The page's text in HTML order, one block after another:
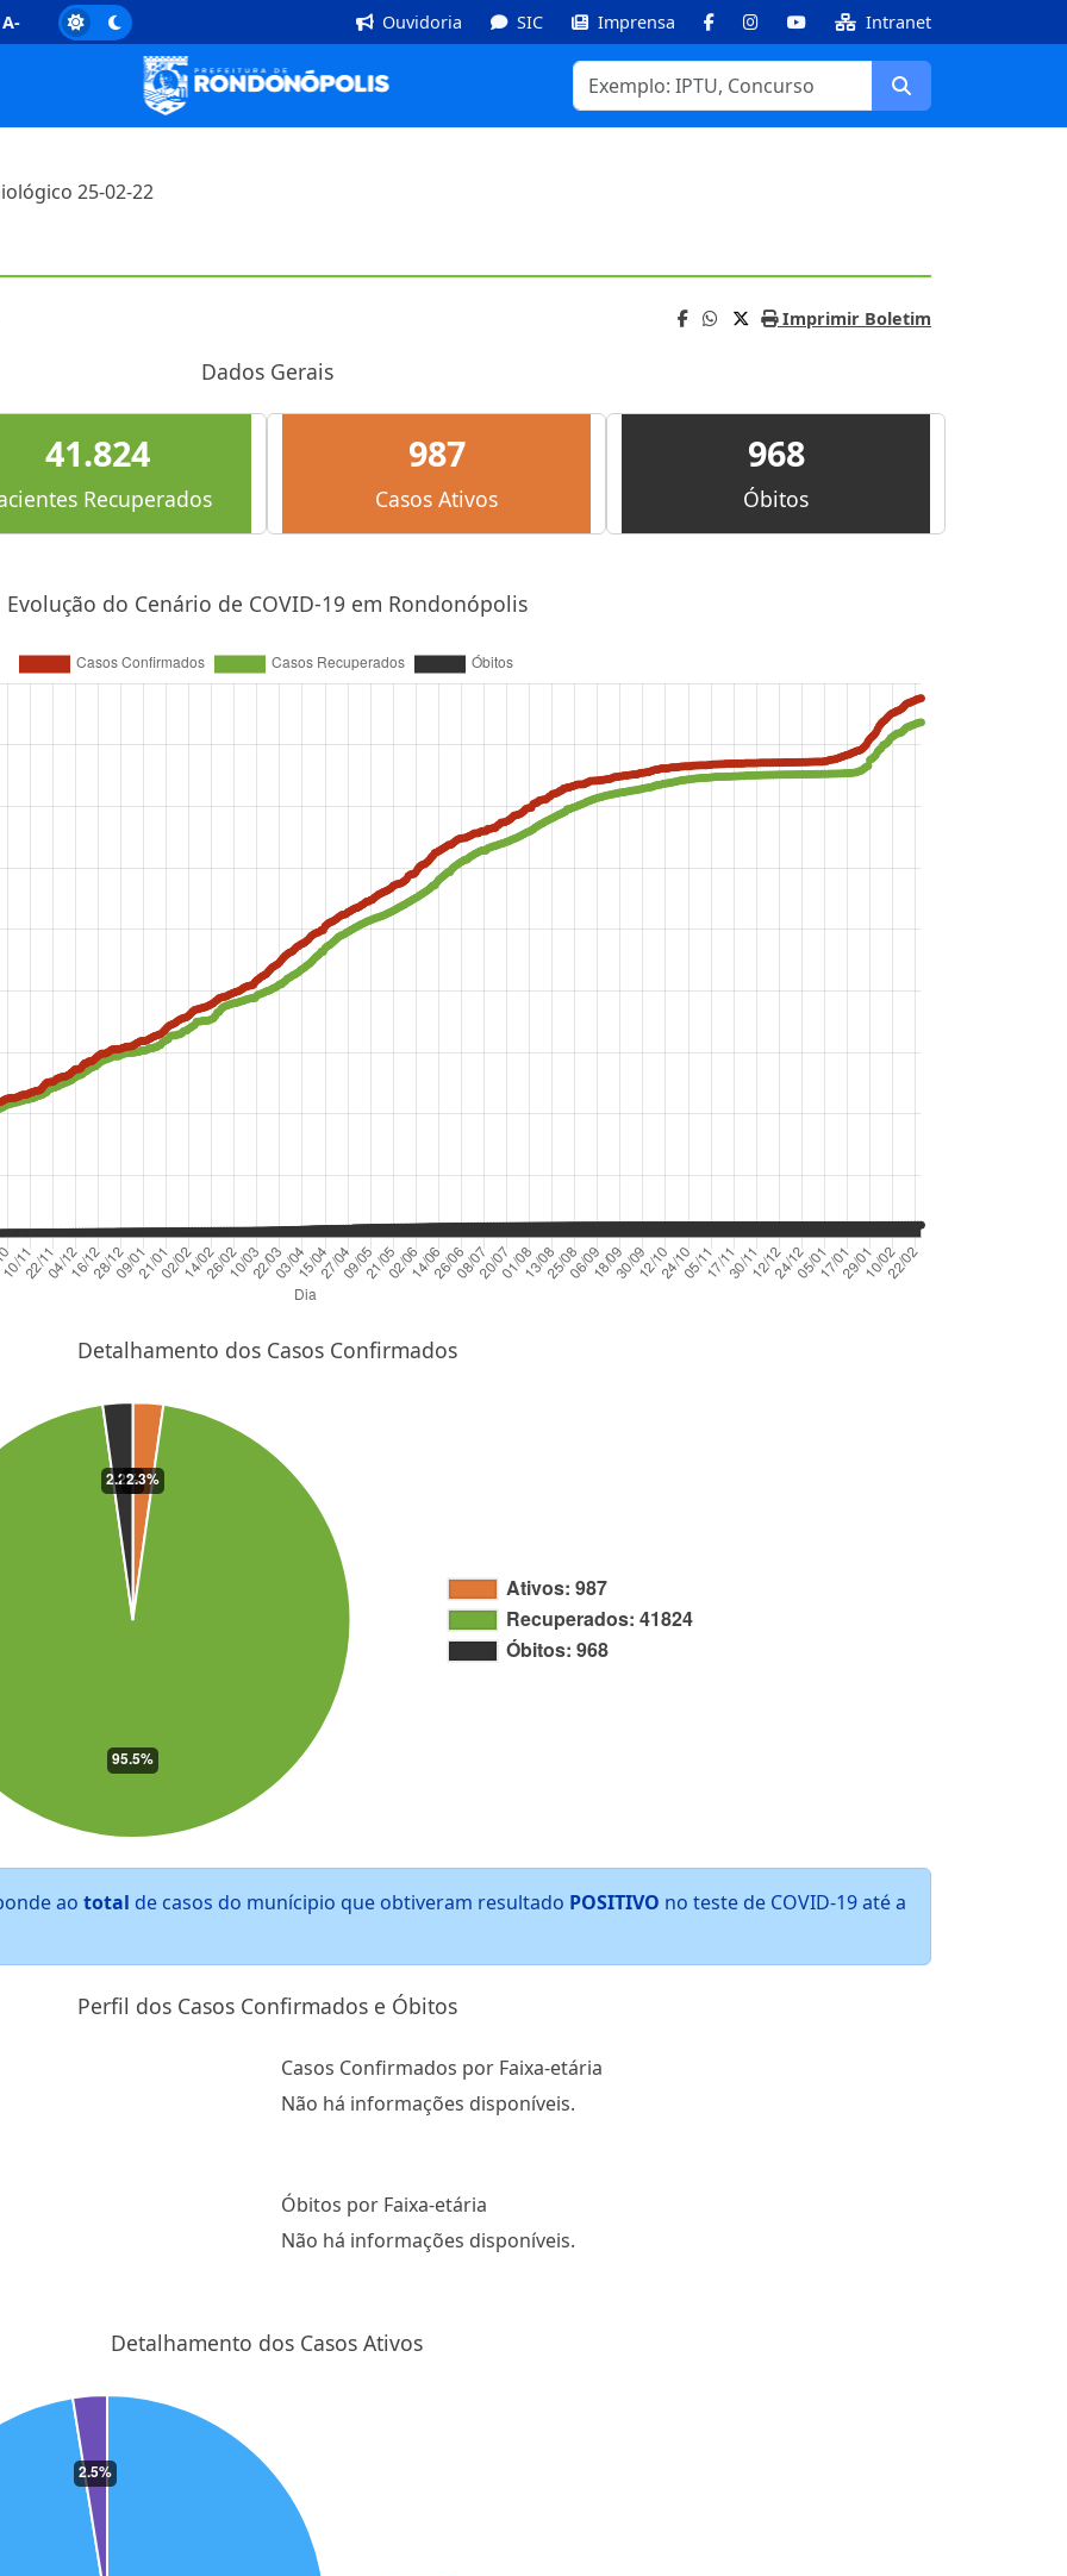
Rodapé [4]
A- Ouvidoria SIC Imprensa FacebookInstagramYoutube Intranet
Buscar
25-02-22
Imprimir Boletim
Dados Gerais
41.824
Recuperados
987
Casos Ativos
968
Óbitos
Evolução do Cenário de COVID-19 em Rondonópolis
Detalhamento dos Casos Confirmados
ao total de casos do munícipio que obtiveram resultado POSITIVO no teste de COVID-19 até a
Perfil dos Casos Confirmados e Óbitos
Casos Confirmados por Faixa-etária
Não há informações disponíveis.
Óbitos por Faixa-etária
Não há informações disponíveis.
Detalhamento dos Casos Ativos